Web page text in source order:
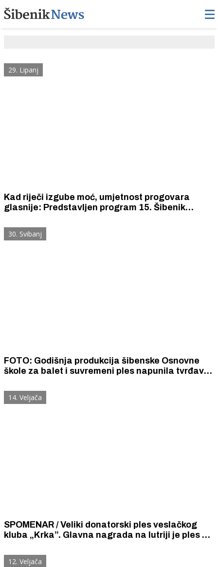
29. Lipanj
Kad riječi izgube moć, umjetnost progovara
glasnije: Predstavljen program 15. Šibenik
30. Svibanj
FOTO: Godišnja produkcija šibenske Osnovne
škole za balet i suvremeni ples napunila tvrđavu
14. Veljača
SPOMENAR / Veliki donatorski ples veslačkog
kluba „Krka”. Glavna nagrada na lutriji je ples s
gospođicom Dulibić.
12. Veljača